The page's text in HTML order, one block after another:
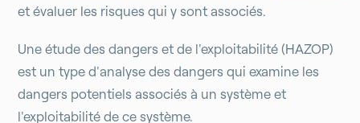
et évaluer les risques qui y sont associés.
Une étude des dangers et de l'exploitabilité (HAZOP)
est un type d'analyse des dangers qui examine les
dangers potentiels associés à un système et
l'exploitabilité de ce système.